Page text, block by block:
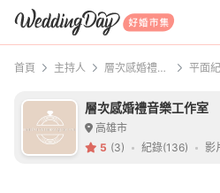
WeddingDay 好
首頁 主持人 層次感婚禮音樂工作室 平面
層次感婚禮音樂工作室
高雄市
5 (3) 紀錄(136) 影